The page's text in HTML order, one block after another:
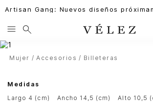
Artisan Gang: Nuevos diseños
Mujer Accesorios Billeteras
Medidas
largo 4 (cm)
ancho 14,5 (cm) alto 10,5